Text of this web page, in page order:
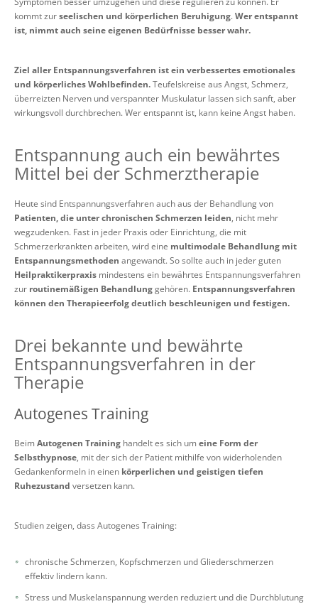
kommt zurseelischen und körperlichen Beruhigung.Wer entspannt
ist, nimmt auch seine eigenen Bedürfnisse besser wahr.
Ziel aller Entspannungsverfahren ist ein verbessertes emotionales
und körperliches Wohlbefinden.Teufelskreise aus Angst, Schmerz,
überreizten Nerven und verspannter Muskulatur lassen sich sanft, aber
wirkungsvoll durchbrechen. Wer entspannt ist, kann keine Angst haben.
Entspannung auch ein bewährtes
Mittel bei der Schmerztherapie
Heute sind Entspannungsverfahren auch aus der Behandlung von
Patienten, die unter chronischen Schmerzen leiden, nicht mehr
wegzudenken. Fast in jeder Praxis oder Einrichtung, die mit
Schmerzerkrankten arbeiten, wird eine multimodale Behandlung mit
Entspannungsmethoden angewandt. So sollte auch in jeder guten
Heilpraktikerpraxis mindestens ein bewährtes Entspannungsverfahren
zur routinemäßigen Behandlunggehören. Entspannungsverfahren
können den Therapieerfolg deutlich beschleunigen und festigen.
Drei bekannte und bewährte
Entspannungsverfahren in der
Therapie
Autogenes Training
Beim Autogenen Training handelt es sich um eine Form der
Selbsthypnose, mit der sich der Patient mithilfe von widerholenden
Gedankenformeln in einen körperlichen und geistigen tiefen
Ruhezustand versetzen kann.
Studien zeigen, dass Autogenes Training:
chronische Schmerzen, Kopfschmerzen und Gliederschmerzen
effektiv lindern kann.
Stress und Muskelanspannung werden reduziert und die Durchblutung